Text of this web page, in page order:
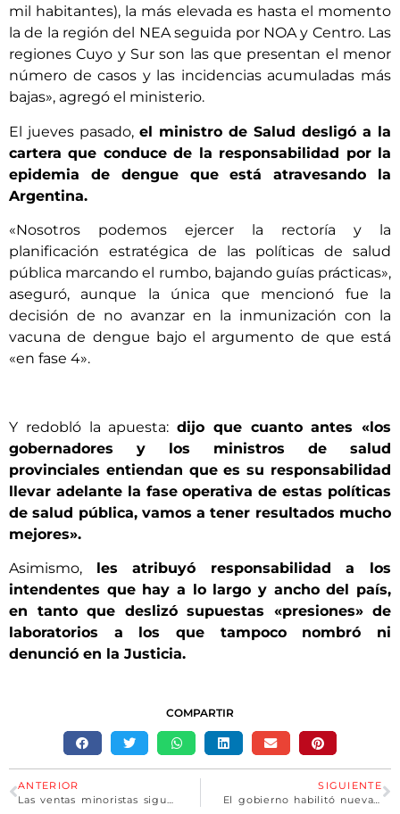
mil habitantes), la más elevada es hasta el momento
la de la región del NEA seguida por NOA y Centro. Las
regiones Cuyo y Sur son las que presentan el menor
número de casos y las incidencias acumuladas más
bajas», agregó el ministerio.
El jueves pasado, el ministro de Salud desligó a la
cartera que conduce de la responsabilidad por la
epidemia de dengue que está atravesando la
Argentina.
«Nosotros podemos ejercer la rectoría y la
planificación estratégica de las políticas de salud
pública marcando el rumbo, bajando guías prácticas»,
aseguró, aunque la única que mencionó fue la
decisión de no avanzar en la inmunización con la
vacuna de dengue bajo el argumento de que está
«en fase 4».
Y redobló la apuesta: dijo que cuanto antes «los
gobernadores y los ministros de salud
provinciales entiendan que es su responsabilidad
llevar adelante la fase operativa de estas políticas
de salud pública, vamos a tener resultados mucho
mejores».
Asimismo, les atribuyó responsabilidad a los
intendentes que hay a lo largo y ancho del país,
en tanto que deslizó supuestas «presiones» de
laboratorios a los que tampoco nombró ni
denunció en la Justicia.
COMPARTIR
ANTERIOR
Las ventas minoristas siguen en retracción: cayeron 12,6% en marzo
SIGUIENTE
El gobierno habilitó nuevas becas para estudiantes de $81.000: cómo hay que hacer para anotarse